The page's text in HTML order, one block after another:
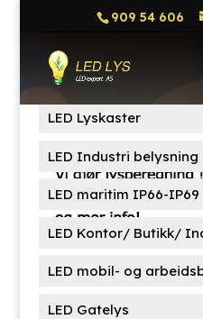
909 54 606
etter:
Produktkategorier
LED Lyskaster
LED Industri belysning
LED maritim IP66-IP69
LED Kontor/ Butikk/
LED mobil- og
LED Gatelys